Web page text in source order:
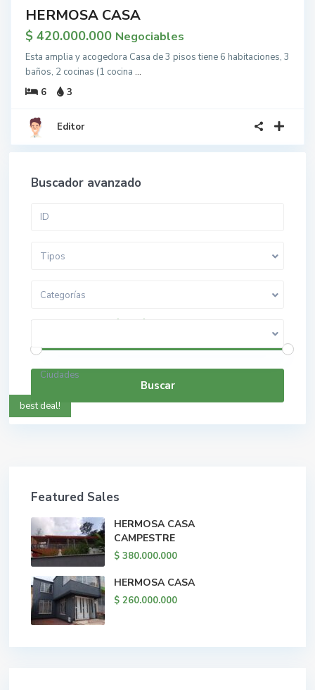
HERMOSA CASA
$ 420.000.000 Negociables
Esta amplia y acogedora Casa de 3 pisos tiene 6 habitaciones, 3
baños, 2 cocinas (1 cocina ...
6
3
Editor
Buscador avanzado
Tipos
Categorías
Rango de precios: $ 0 a $ 5.000.000.000
Ciudades
Buscar
best deal!
Featured Sales
HERMOSA CASA
CAMPESTRE
$ 380.000.000
HERMOSA CASA
$ 260.000.000